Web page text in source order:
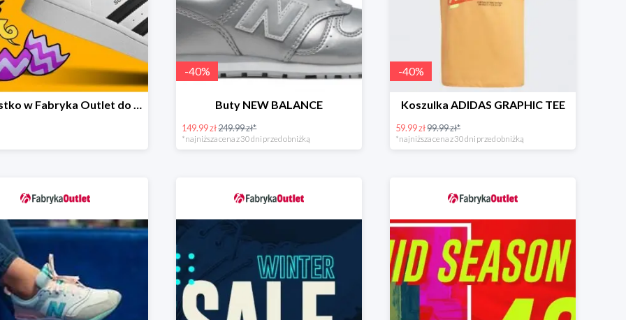
Wszystko w Fabryka Outlet do -30%
-40%
Buty NEW BALANCE
149.99 zł249.99 zł*
*najniższa cena z 30 dni przed obniżką
-40%
Koszulka ADIDAS GRAPHIC TEE
59.99 zł99.99 zł*
*najniższa cena z 30 dni przed obniżką